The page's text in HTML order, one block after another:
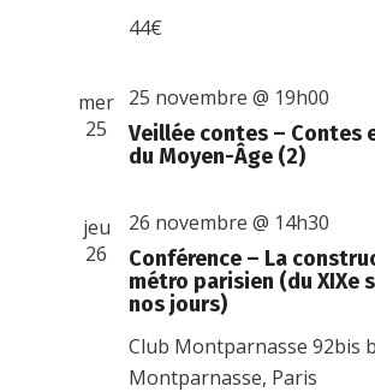
44€
mer
25
Veillée contes – Contes
du Moyen-Âge (2)
25 novembre @ 19h00
jeu
26
Conférence – La
métro parisien (du XIXe
nos jours)
26 novembre @ 14h30
Club Montparnasse92bis
Montparnasse, Paris